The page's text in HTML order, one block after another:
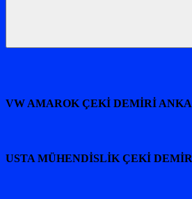
Ara
VW AMAROK ÇEKİ DEMİRİ
USTA MÜHENDİSLİK ÇEKİ